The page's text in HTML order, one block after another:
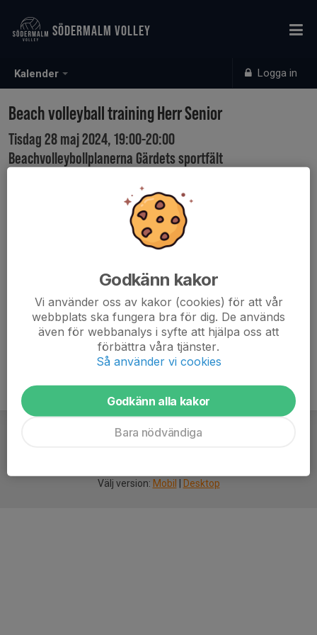
Kalender Logga in
SÖDERMALM VOLLEY
Beach volleyball training Herr Senior
Tisdag 28 maj 2024, 19:00-20:00
Beachvolleybollplanerna Gärdets sportfält
Välj version: Mobil Desktop
Godkänn kakor
Vi använder oss av kakor (cookies) för att vår
webbplats ska fungera bra för dig. De används
även för webbanalys i syfte att hjälpa oss att
förbättra våra tjänster.
Så använder vi cookies
Godkänn alla kakor
Bara nödvändiga